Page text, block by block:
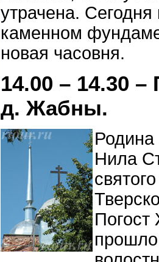
утрачена.
каменном
новая часовня.
14.00 – 14.30 –
д. Жабны.
Родина
Нила